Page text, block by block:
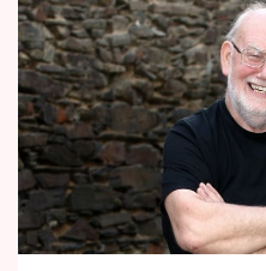
Vztahy
Seriály
Horoskopy
Sledujte prima+
Filmový festival